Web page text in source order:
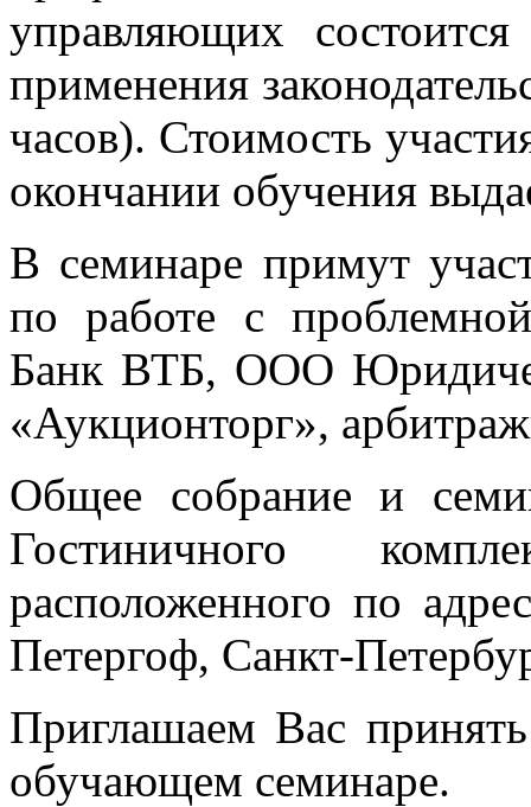
управляющих
применения
часов). Стоимость
окончании обучения
В семинаре примут
по работе с
Банк ВТБ, ООО
«Аукционторг»,
Общее собрание и
Гостиничного
расположенного по
Петергоф, Санкт-
Приглашаем Вас
обучающем семинаре.